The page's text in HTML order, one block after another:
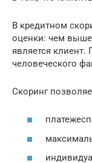
В кредитном
оценки: чем
является
человеческого
Скоринг